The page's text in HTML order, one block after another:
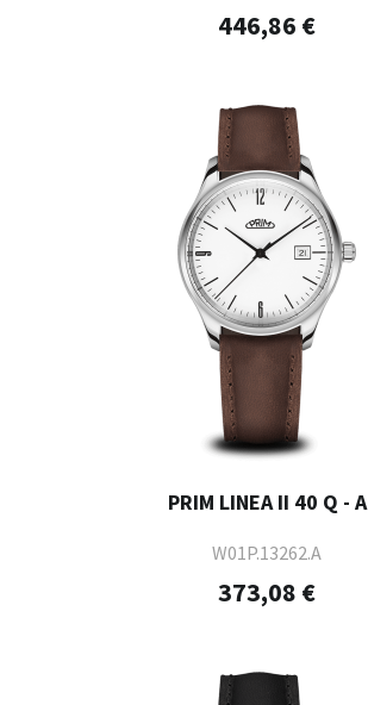
446,86 €
PRIM LINEA II 40 Q - A
W01P.13262.A
373,08 €